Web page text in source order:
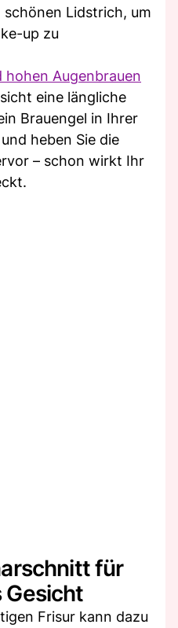
schönen Lidstrich, um
up zu
Augenbrauen
eine längliche
Brauengel in Ihrer
heben Sie die
– schon wirkt Ihr
für
Gesicht
Frisur kann dazu